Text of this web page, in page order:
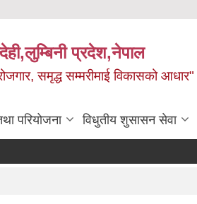
प्रदेश,नेपाल
समृद्ध सम्मरीमाई विकासको आधार"
परियोजना विधुतीय शुसासन सेवा